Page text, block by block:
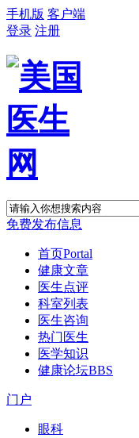
手机版 客户端
登录 注册
免费发布信息
首页Portal
健康文章
医生点评
科室列表
医生咨询
热门医生
医学知识
健康论坛BBS
门户
眼科